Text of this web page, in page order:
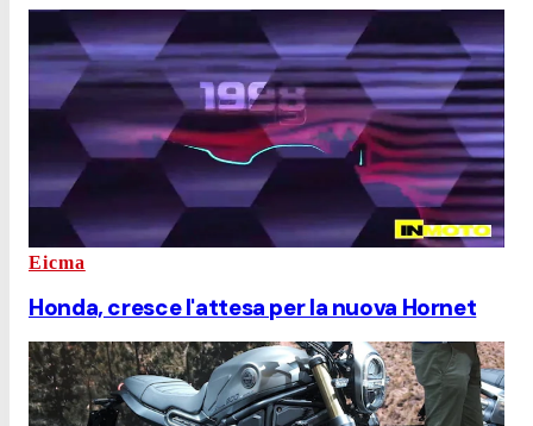
Eicma
Honda, cresce l'attesa per la nuova Hornet